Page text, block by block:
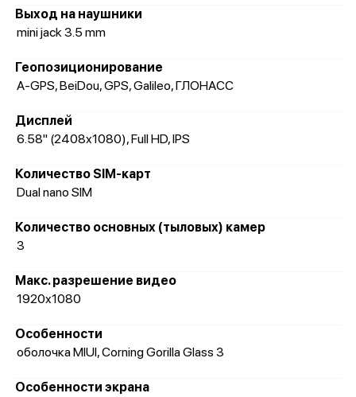
Выход на наушники
mini jack 3.5 mm
Геопозиционирование
A-GPS, BeiDou, GPS, Galileo, ГЛОНАСС
Дисплей
6.58" (2408x1080), Full HD, IPS
Количество SIM-карт
Dual nano SIM
Количество основных (тыловых) камер
3
Макс. разрешение видео
1920x1080
Особенности
оболочка MIUI, Corning Gorilla Glass 3
Особенности экрана